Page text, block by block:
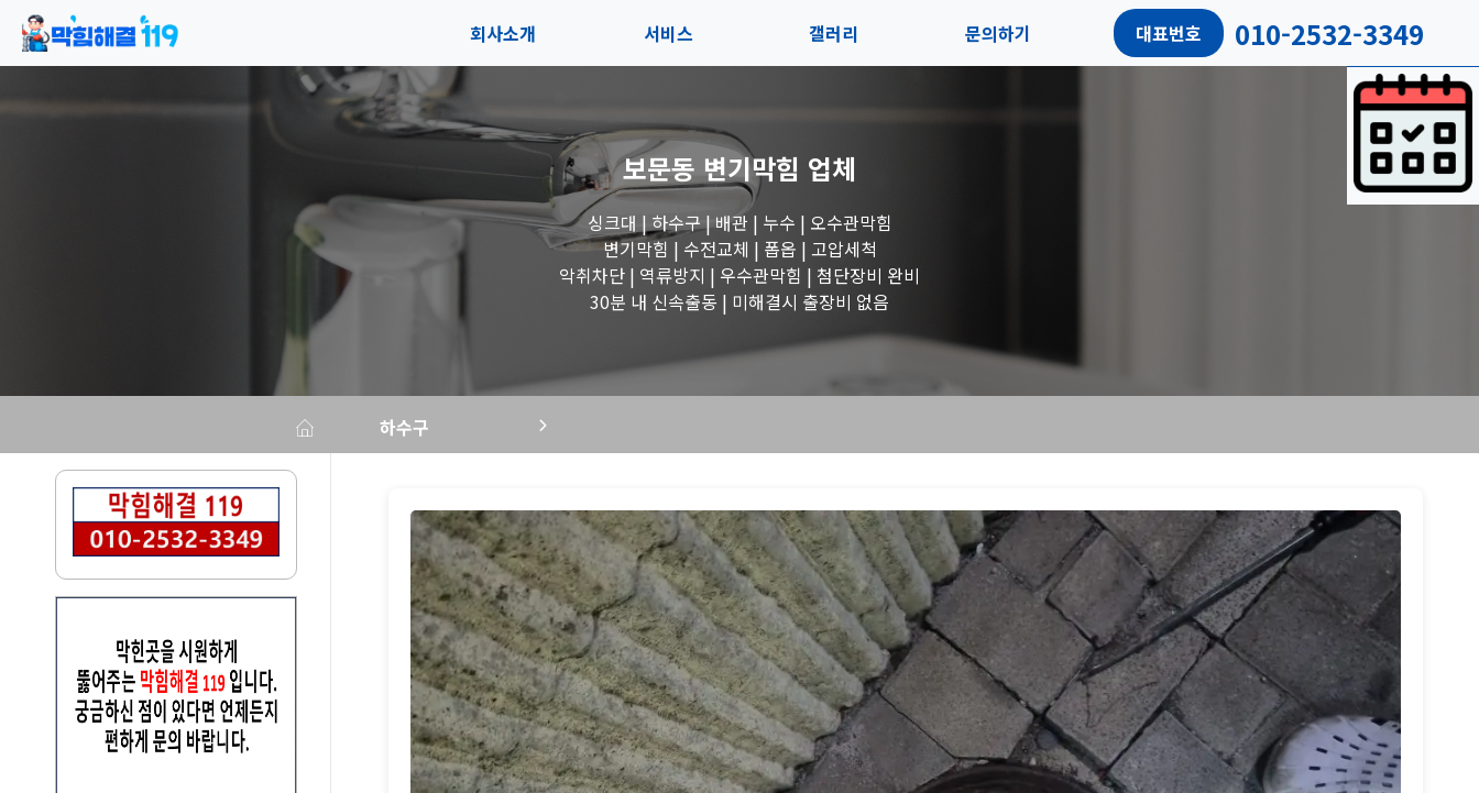
회사소개
오시는길
서비스
블로그
갤러리
수도꼭지 작업
세면대 작업
변기 작업
문의하기 대표번호 010-2532-3349
보문동 변기막힘 업체
싱크대 | 하수구 | 배관 | 누수 | 오수관막힘
변기막힘 | 수전교체 | 폽옵 | 고압세척
악취차단 | 역류방지 | 우수관막힘 | 첨단장비 완비
30분 내 신속출동 | 미해결시 출장비 없음
하수구